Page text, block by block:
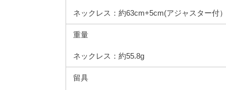
ネックレス：約63cm+5cm(アジャスター付
重量
ネックレス：約55.8g
留具